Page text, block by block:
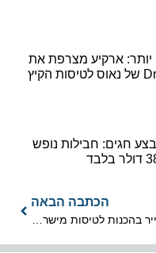
יותר: ארקיע מצרפת את
חגים: חבילות נופש
הכתבה הבאה